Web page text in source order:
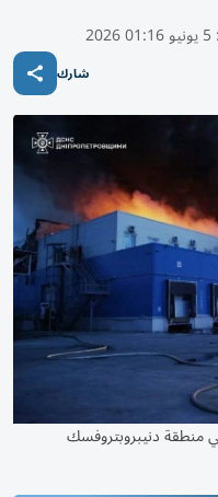
5 يونيو 01:16 2026
شارك
منطقة دنيبروبتروفسك